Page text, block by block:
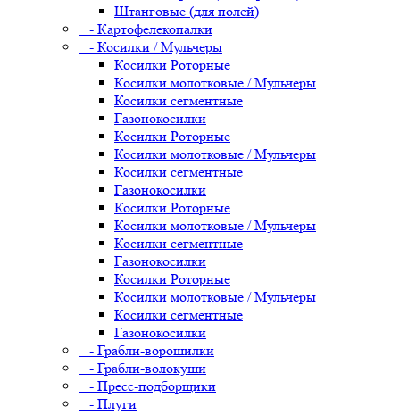
Штанговые (для полей)
- Картофелекопалки
- Косилки / Мульчеры
Косилки Роторные
Косилки молотковые / Мульчеры
Косилки сегментные
Газонокосилки
Косилки Роторные
Косилки молотковые / Мульчеры
Косилки сегментные
Газонокосилки
Косилки Роторные
Косилки молотковые / Мульчеры
Косилки сегментные
Газонокосилки
Косилки Роторные
Косилки молотковые / Мульчеры
Косилки сегментные
Газонокосилки
- Грабли-ворошилки
- Грабли-волокуши
- Пресс-подборщики
- Плуги